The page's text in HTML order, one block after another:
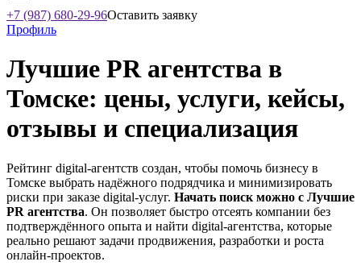
+7 (987) 680-29-96Оставить заявку
Профиль
Лучшие PR агентства в
Томске: цены, услуги, кейсы,
отзывы и специализация
Рейтинг digital-агентств создан, чтобы помочь бизнесу в
Томске выбрать надёжного подрядчика и минимизировать
риски при заказе digital-услуг. Начать поиск можно с Лучшие
PR агентства. Он позволяет быстро отсеять компании без
подтверждённого опыта и найти digital-агентства, которые
реально решают задачи продвижения, разработки и роста
онлайн-проектов.